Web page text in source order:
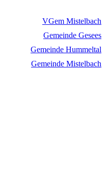
VGem Mistelbach
Gemeinde Gesees
Gemeinde Hummeltal
Gemeinde Mistelbach